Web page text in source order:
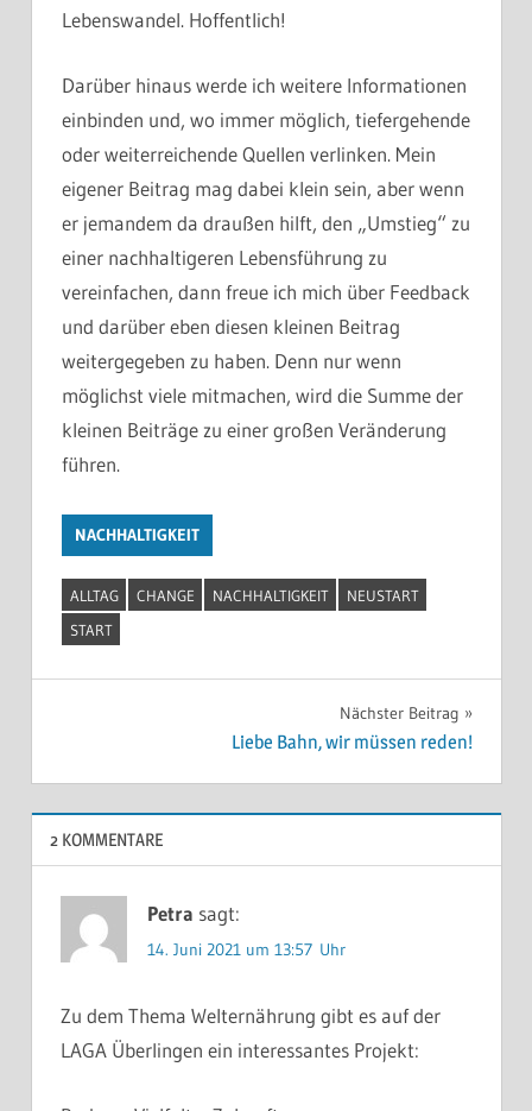
Lebenswandel. Hoffentlich!
Darüber hinaus werde ich weitere Informationen
einbinden und, wo immer möglich, tiefergehende
oder weiterreichende Quellen verlinken. Mein
eigener Beitrag mag dabei klein sein, aber wenn
er jemandem da draußen hilft, den „Umstieg“ zu
einer nachhaltigeren Lebensführung zu
vereinfachen, dann freue ich mich über Feedback
und darüber eben diesen kleinen Beitrag
weitergegeben zu haben. Denn nur wenn
möglichst viele mitmachen, wird die Summe der
kleinen Beiträge zu einer großen Veränderung
führen.
NACHHALTIGKEIT
ALLTAG CHANGE NACHHALTIGKEIT
NEUSTART
START
Nächster Beitrag
Liebe Bahn, wir müssen reden!
2 KOMMENTARE
Petra sagt:
14. Juni 2021 um 13:57 Uhr
Zu dem Thema Welternährung gibt es auf der
LAGA Überlingen ein interessantes Projekt: